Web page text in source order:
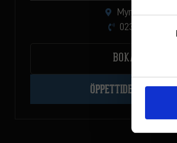
Consent
Myntgatan 10
023-232 09
BOKA BORD
ÖPPETTIDER &